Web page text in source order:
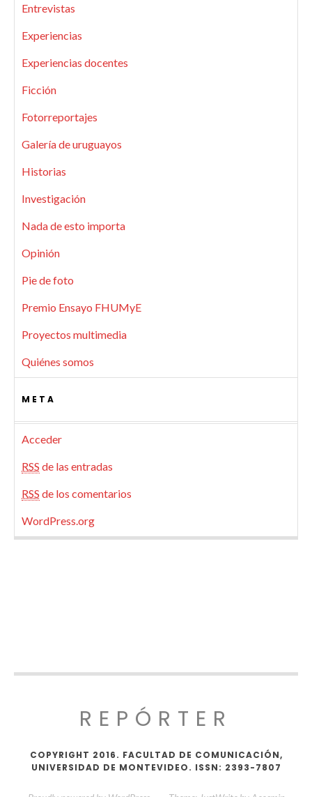
Entrevistas
Experiencias
Experiencias docentes
Ficción
Fotorreportajes
Galería de uruguayos
Historias
Investigación
Nada de esto importa
Opinión
Pie de foto
Premio Ensayo FHUMyE
Proyectos multimedia
Quiénes somos
META
Acceder
RSS de las entradas
RSS de los comentarios
WordPress.org
REPÓRTER
COPYRIGHT 2016. FACULTAD DE COMUNICACIÓN,
UNIVERSIDAD DE MONTEVIDEO. ISSN: 2393-7807